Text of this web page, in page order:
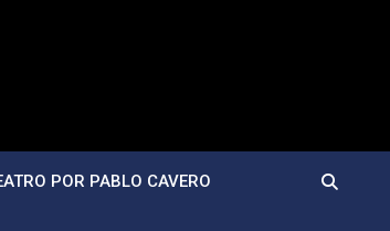
POR PABLO CAVERO